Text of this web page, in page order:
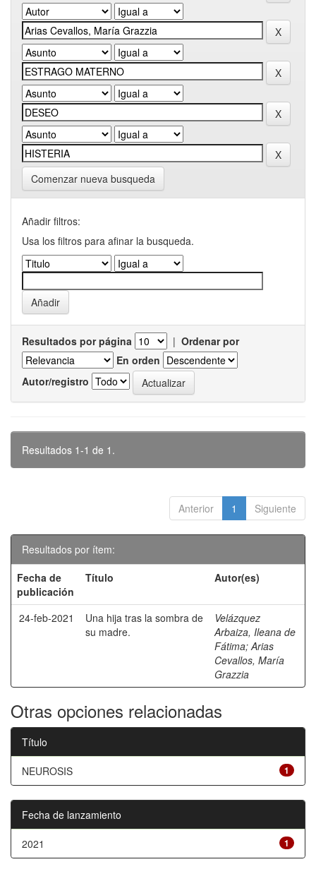
Comenzar nueva busqueda
Añadir filtros:
Usa los filtros para afinar la busqueda.
Resultados por página | Ordenar por
En orden
Autor/registro
Resultados 1-1 de 1.
Anterior 1 Siguiente
Resultados por ítem:
Fecha de
publicación
Título Autor(es)
24-feb-2021
Una hija tras la sombra de
su madre.
Velázquez
Arbaiza, Ileana de
Fátima;Arias
Cevallos, María
Grazzia
Otras opciones relacionadas
Título
1
NEUROSIS
Fecha de lanzamiento
1
2021